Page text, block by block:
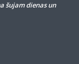
šujam dienas un